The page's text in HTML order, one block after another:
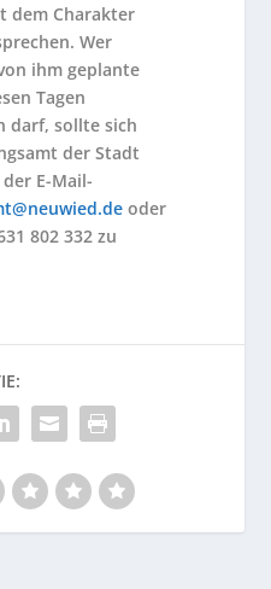
dem Charakter
Wer
ihm geplante
Tagen
darf, sollte sich
der Stadt
E-Mail-
oder
802 332 zu